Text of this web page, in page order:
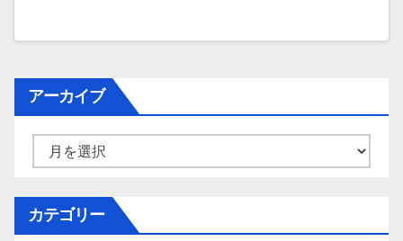
アーカイブ
ー
イ
ブ
カテゴリー